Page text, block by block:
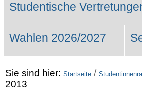
Studentische
Wahlen 2026/2027
Sie sind hier: Startseite /
2013